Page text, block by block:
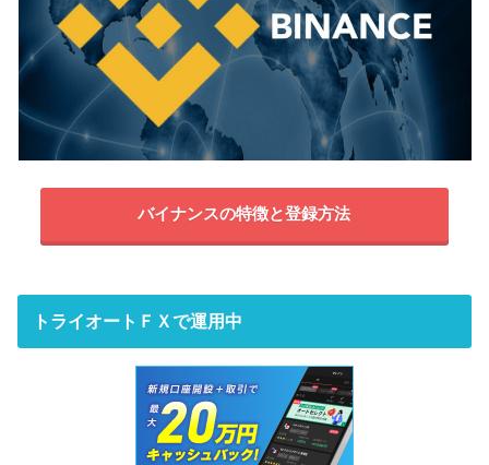
バイナンスの特徴と登録方法
トライオートＦＸで運用中